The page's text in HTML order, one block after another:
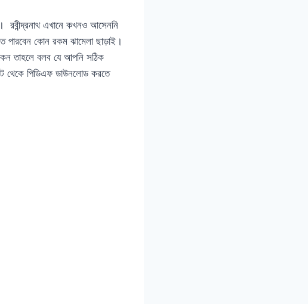
এখানে কখনও আসেননি
কোন রকম ঝামেলা ছাড়াই।
তাহলে বলব যে আপনি সঠিক
থেকে পিডিএফ ডাউনলোড করতে